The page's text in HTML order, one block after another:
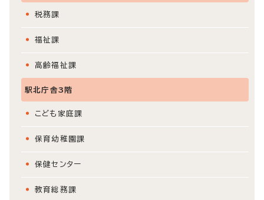
税務課
福祉課
高齢福祉課
駅北庁舎3階
こども家庭課
保育幼稚園課
保健センター
教育総務課